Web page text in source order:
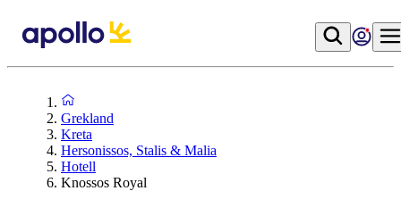
Grekland
Kreta
Hersonissos, Stalis & Malia
Hotell
Knossos Royal